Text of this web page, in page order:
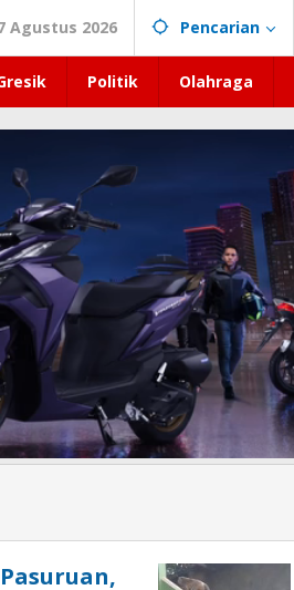
Agustus 2026 Pencarian
Politik Olahraga